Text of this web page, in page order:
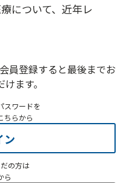
について、近年レ
員登録すると最後までお
ます。
スワードを
ちらから
ン
の方は
ら